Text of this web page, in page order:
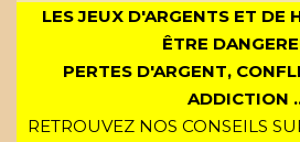
LES JEUX D'ARGENTS ET DE
ÊTRE
PERTES D'ARGENT,
ADDICTION
RETROUVEZ NOS CONSEILS